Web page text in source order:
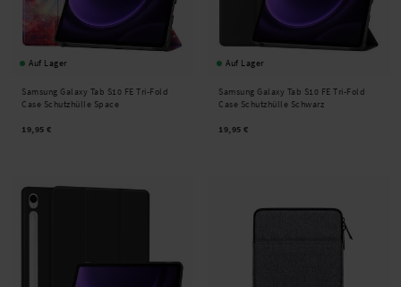
Auf Lager
Samsung Galaxy Tab S10 FE Tri-Fold
Case Schutzhülle Space
19,95 €
Auf Lager
Samsung Galaxy Tab S10 FE Tri-Fold
Case Schutzhülle Schwarz
19,95 €